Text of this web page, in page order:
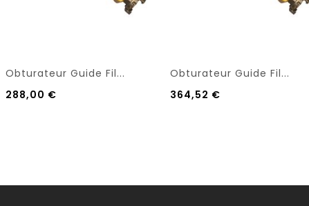
Obturateur Guide Fil...
288,00 €
Obturateur Guide Fil...
364,52 €